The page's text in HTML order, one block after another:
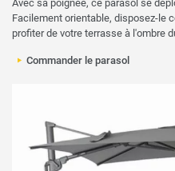
Avec sa poignée, ce parasol se
Facilement orientable, disposez-le
profiter de votre terrasse à l'ombre
Commander le parasol